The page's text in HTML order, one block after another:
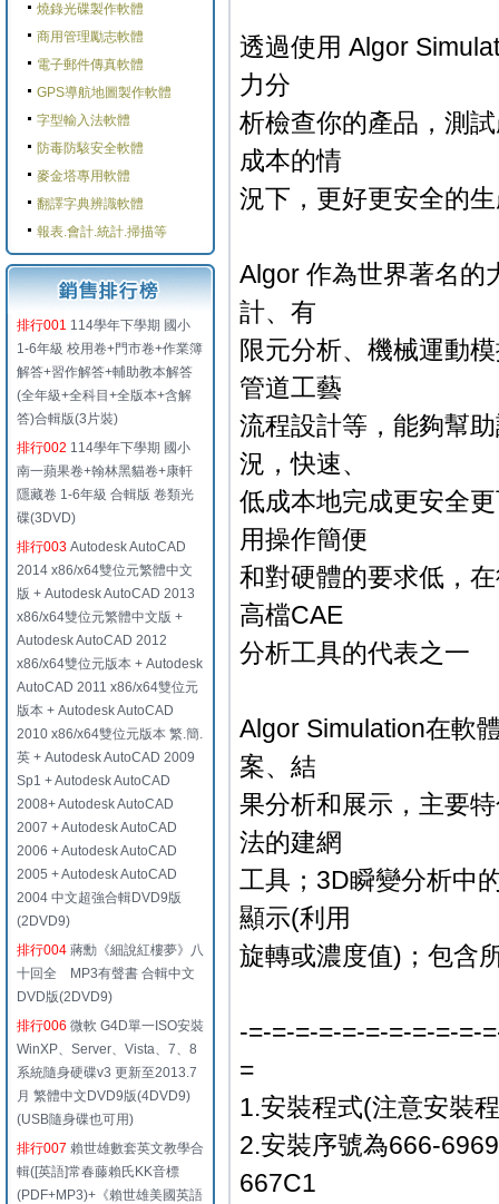
燒錄光碟製作軟體
商用管理勵志軟體
電子郵件傳真軟體
GPS導航地圖製作軟體
字型輸入法軟體
防毒防駭安全軟體
麥金塔專用軟體
翻譯字典辨識軟體
報表.會計.統計.掃描等
排行001 114學年下學期 國小
1-6年級 校用卷+門市卷+作業簿
解答+習作解答+輔助教本解答
(全年級+全科目+全版本+含解
答)合輯版(3片裝)
排行002 114學年下學期 國小
南一蘋果卷+翰林黑貓卷+康軒
隱藏卷 1-6年級 合輯版 卷類光
碟(3DVD)
排行003 Autodesk AutoCAD
2014 x86/x64雙位元繁體中文
版 + Autodesk AutoCAD 2013
x86/x64雙位元繁體中文版 +
Autodesk AutoCAD 2012
x86/x64雙位元版本 + Autodesk
AutoCAD 2011 x86/x64雙位元
版本 + Autodesk AutoCAD
2010 x86/x64雙位元版本 繁.簡.
英 + Autodesk AutoCAD 2009
Sp1 + Autodesk AutoCAD
2008+ Autodesk AutoCAD
2007 + Autodesk AutoCAD
2006 + Autodesk AutoCAD
2005 + Autodesk AutoCAD
2004 中文超強合輯DVD9版
(2DVD9)
排行004 蔣勳《細說紅樓夢》八
十回全 MP3有聲書 合輯中文
DVD版(2DVD9)
排行006 微軟 G4D單一ISO安裝
WinXP、Server、Vista、7、8
系統隨身硬碟v3 更新至2013.7
月 繁體中文DVD9版(4DVD9)
(USB隨身碟也可用)
排行007 賴世雄數套英文教學合
輯([英語]常春藤賴氏KK音標
(PDF+MP3)+《賴世雄美國英語
透過使用 Algor
力分
析檢查你的產品，測
成本的情
況下，更好更安全的
Algor 作為世界著名的
計、有
限元分析、機械運動
管道工藝
流程設計等，能夠幫
況，快速、
低成本地完成更安全
用操作簡便
和對硬體的要求低，
高檔CAE
分析工具的代表之一
Algor Simulation在軟
案、結
果分析和展示，主要
法的建網
工具；3D瞬變分析中
顯示(利用
旋轉或濃度值)；包含
-=-=-=-=-=-=-=-=-=-=-
=
1.安裝程式(注意安裝
2.安裝序號為666-
667C1